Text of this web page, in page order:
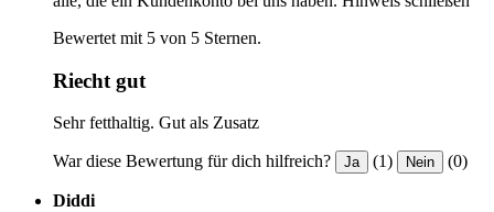
Bewertet mit 5 von 5 Sternen.
Riecht gut
Sehr fetthaltig. Gut als Zusatz
War diese Bewertung für dich hilfreich? Ja (1) Nein (0)
Diddi